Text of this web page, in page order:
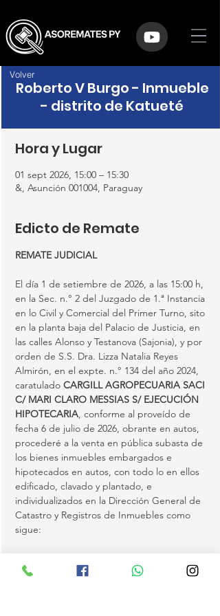
Roberto V Burgo - Inmueble
- distrito de Katueté
Hora y Lugar
01 sept 2026, 15:00 – 15:30
&, Asunción 001004, Paraguay
Edicto de Remate
REMATE JUDICIAL
El día 1 de setiembre de 2026, a las 15:00 h,
en la Sec. n.° 2 del Juzgado de 1.ª Instancia
en lo Civil y Comercial del Primer Turno, sito
en la planta baja del Palacio de Justicia, en
las calles Alonso y Testanova (Sajonia), y por
orden de S.S. Dra. Lizza Natalia Reyes
Almirón, en el expte. n.° 134 del año 2024,
caratulado CARGILL AGROPECUARIA SACI
C/ MARI CLARO MESSIAS S/ EJECUCIÓN
HIPOTECARIA, conforme al proveído de
fecha 6 de julio de 2026, obrante en autos,
procederé a la venta en pública subasta de
los bienes inmuebles embargados e
hipotecados en autos, con todo lo en ellos
edificado, clavado y plantado, e
individualizados en la Dirección General de
Catastro y Registros de Inmuebles como
sigue:
Katueté, con Padrón n.° 2633, inscripta a
Volver